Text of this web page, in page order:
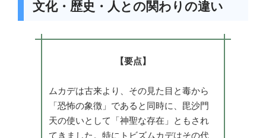
文化・歴史・人との関わりの違い
【要点】
ムカデは古来より、その見た目と毒から
「恐怖の象徴」であると同時に、毘沙門
天の使いとして「神聖な存在」ともされ
てきました。特にトビズムカデはその代